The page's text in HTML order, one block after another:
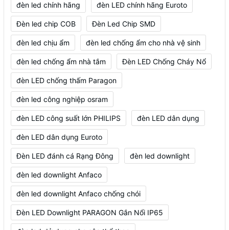
đèn led chính hãng đèn LED chính hãng Euroto
Đèn led chip COB Đèn Led Chip SMD
đèn led chịu ẩm đèn led chống ẩm cho nhà vệ sinh
đèn led chống ẩm nhà tắm Đèn LED Chống Cháy Nổ
đèn LED chống thấm Paragon
đèn led công nghiệp osram
đèn LED công suất lớn PHILIPS đèn LED dân dụng
đèn LED dân dụng Euroto
Đèn LED đánh cá Rạng Đông đèn led downlight
đèn led downlight Anfaco
đèn led downlight Anfaco chống chói
Đèn LED Downlight PARAGON Gắn Nổi IP65